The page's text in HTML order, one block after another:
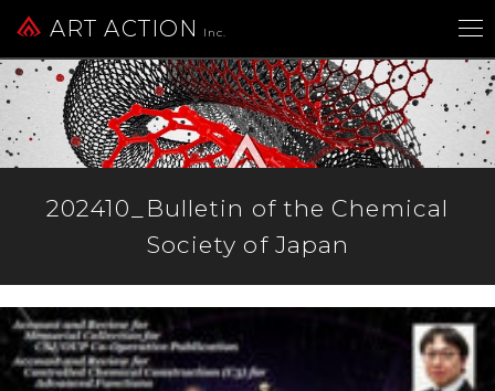
ART ACTION Inc.
202410_Bulletin of the Chemical
Society of Japan